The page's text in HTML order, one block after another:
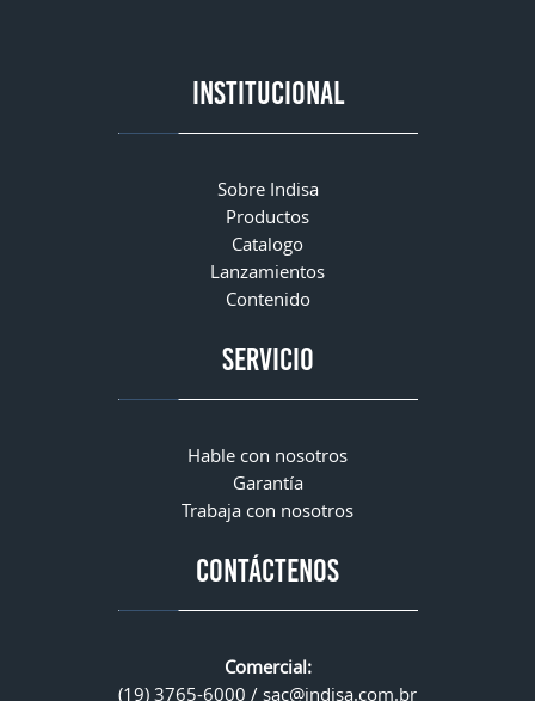
INSTITUCIONAL
Sobre Indisa
Productos
Catalogo
Lanzamientos
Contenido
Servicio
Hable con nosotros
Garantía
Trabaja con nosotros
CONTÁCTENOS
Comercial:
(19) 3765-6000 / sac@indisa.com.br